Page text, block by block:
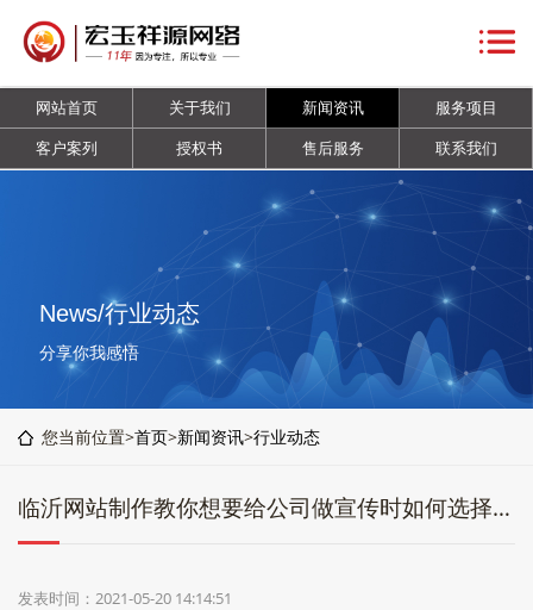
站
首
关
于
新
列
书
后
联
网站首页 关于我们 新闻资讯
服务项目
客户案列
授权书 售后服务 联系我们
News/行业动态
分享你我感悟
您当前位置>首页>新闻资讯>行业动态
临沂网站制作教你想要给公司做宣传时如何选择一家靠谱的公司?
发表时间：2021-05-20 14:14:51